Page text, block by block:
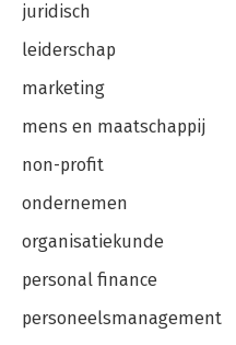
juridisch
leiderschap
marketing
mens en maatschappij
non-profit
ondernemen
organisatiekunde
personal finance
personeelsmanagement